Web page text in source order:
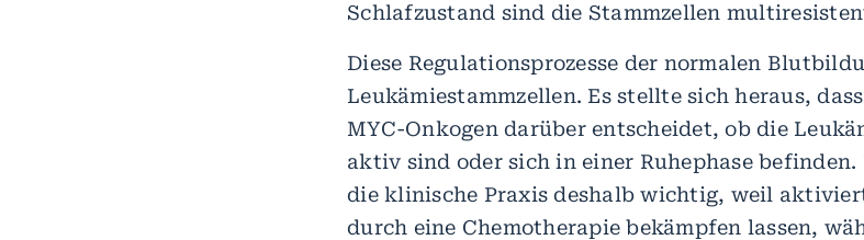
Schlafzustand sind die Stammzellen
Diese Regulationsprozesse der normalen
Leukämiestammzellen. Es stellte sich heraus,
MYC-Onkogen darüber entscheidet, ob die
aktiv sind oder sich in einer Ruhephase
die klinische Praxis deshalb wichtig, weil
durch eine Chemotherapie bekämpfen lassen,